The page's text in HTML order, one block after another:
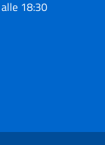
18:30